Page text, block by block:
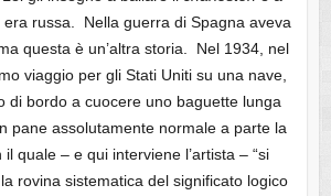
era russa. Nella guerra di Spagna aveva
questa è un’altra storia. Nel 1934, nel
viaggio per gli Stati Uniti su una nave,
di bordo a cuocere uno baguette lunga
pane assolutamente normale a parte la
quale – e qui interviene l’artista – “si
rovina sistematica del significato logico